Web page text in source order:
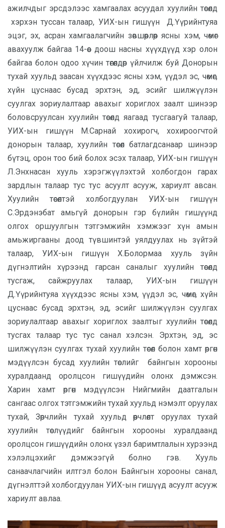
ажилчдыг эрсдэлээс хамгаалах асуудал хуулийн төсөлд
хэрхэн туссан талаар, УИХ-ын гишүүн Д.Үүрийнтуяа
эцэг, эх, асран хамгаалагчийн зөвшөөрлөөр ясны хэм, чөмөг
авахуулж байгаа 14-өөс доош насны хүүхдүүд хэр олон
байгаа болон одоо хүчин төгөлдөр үйлчилж буй Донорын
тухай хуульд заасан хүүхдээс ясны хэм, үүдэл эс, чөмөг,
хүйн цуснаас бусад эрхтэн, эд, эсийг шилжүүлэн
суулгах зориулалтаар авахыг хориглох заалт шинээр
боловсруулсан хуулийн төсөлд яагаад тусгаагуй талаар,
УИХ-ын гишүүн М.Сарнай хохирогч, хохироогчтой
донорын талаар, хуулийн төсөл батлагдсанаар шинээр
бүтэц, орон тоо бий болох эсэх талаар, УИХ-ын гишүүн
Л.Энхнасан хууль хэрэгжүүлэхтэй холбогдон гарах
зардлын талаар тус тус асуулт асууж, хариулт авсан.
Хуулийн төсөлтэй холбогдуулан УИХ-ын гишүүн
С.Эрдэнэбат амьгүй донорын гэр бүлийн гишүүнд
олгох оршуулгын тэтгэмжийн хэмжээг хүн амын
амьжиргааны доод түвшинтэй уялдуулах нь зүйтэй
талаар, УИХ-ын гишүүн Х.Болормаа хууль зүйн
дүгнэлтийн хүрээнд гарсан саналыг хуулийн төсөлд
тусгаж, сайжруулах талаар, УИХ-ын гишүүн
Д.Үүрийнтуяа хүүхдээс ясны хэм, үүдэл эс, чөмөг, хүйн
цуснаас бусад эрхтэн, эд, эсийг шилжүүлэн суулгах
зориулалтаар авахыг хориглох заалтыг хуулийн төсөлд
тусгах талаар тус тус санал хэлсэн. Эрхтэн, эд, эс
шилжүүлэн суулгах тухай хуулийн төсөл болон хамт өргөн
мэдүүлсэн бусад хуулийн төслийг байнгын хорооны
хуралдаанд оролцсон гишүүдийн олонх дэмжсэн.
Харин хамт өргөн мэдүүлсэн Нийгмийн даатгалын
сангаас олгох тэтгэмжийн тухай хуульд нэмэлт оруулах
тухай, Зөрчлийн тухай хуульд өөрчлөлт оруулах тухай
хуулийн төслүүдийг байнгын хорооны хуралдаанд
оролцсон гишүүдийн олонх үзэл баримтлалын хурээнд
хэлэлцэхийг дэмжээгүй болно гэв. Хууль
санаачлагчийн илтгэл болон Байнгын хорооны санал,
дүгнэлттэй холбогдуулан УИХ-ын гишүүд асуулт асууж
хариулт авлаа.